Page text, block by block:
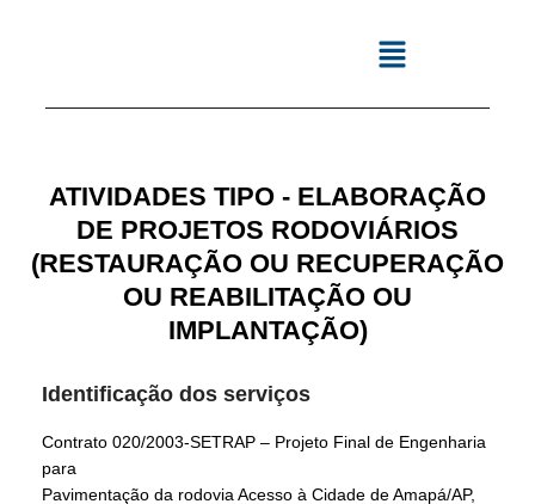
ATIVIDADES TIPO - ELABORAÇÃO
DE PROJETOS RODOVIÁRIOS
(RESTAURAÇÃO OU RECUPERAÇÃO
OU REABILITAÇÃO OU
IMPLANTAÇÃO)
Identificação dos serviços
Contrato 020/2003-SETRAP – Projeto Final de Engenharia
para
Pavimentação da rodovia Acesso à Cidade de Amapá/AP,